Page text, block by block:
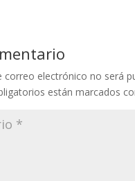
correo electrónico no será
están marcados